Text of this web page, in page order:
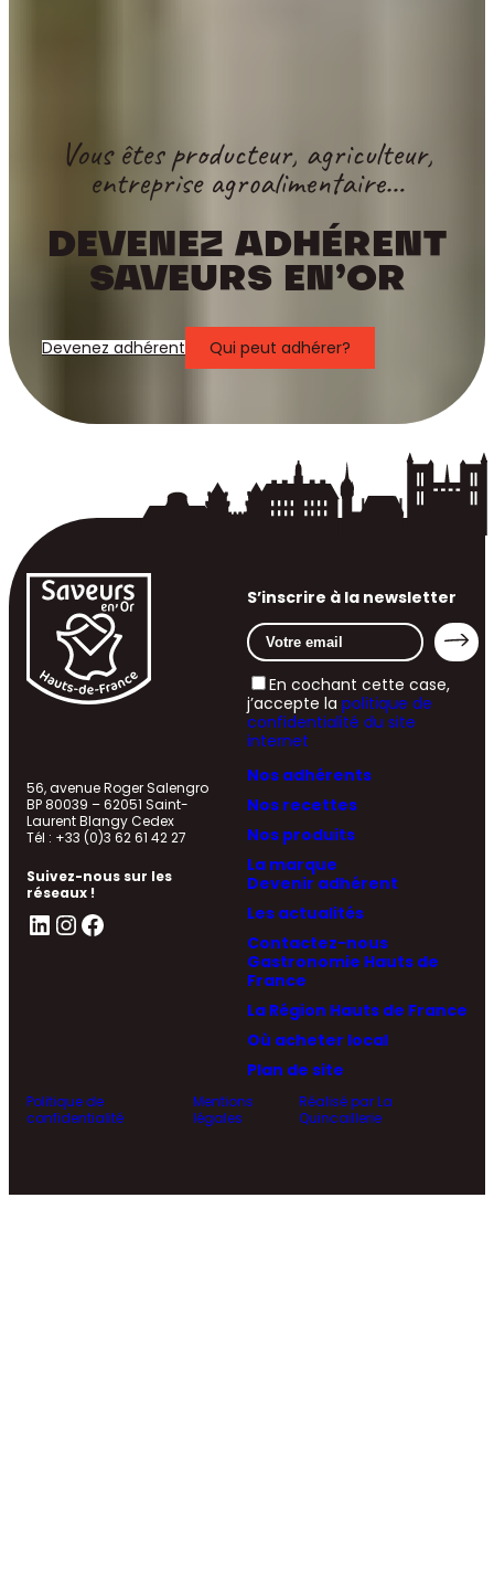
Vous êtes producteur, agriculteur,
entreprise agroalimentaire…
DEVENEZ ADHÉRENT
SAVEURS EN’OR
Devenez adhérent Qui peut adhérer?
Nos adhérents
Nos recettes
Nos produits
La marque
Devenir adhérent
Les actualités
Contactez-nous
Gastronomie Hauts de
France
La Région Hauts de France
Où acheter local
Plan de site
56, avenue Roger Salengro
BP 80039 – 62051 Saint-
Laurent Blangy Cedex
Tél : +33 (0)3 62 61 42 27
Suivez-nous sur les
réseaux !
LinkedIn InstagramFacebook
S’inscrire à la newsletter
En cochant cette case,
j’accepte la politique de
confidentialité du site
internet
Politique de
confidentialité
Mentions
légales
Réalisé par La
Quincaillerie